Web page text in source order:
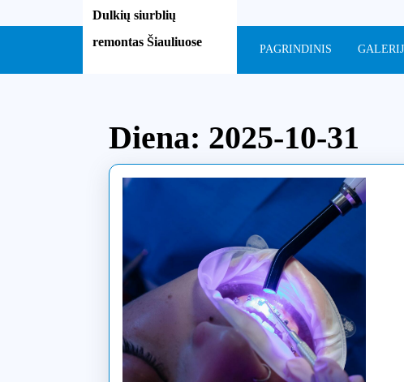
to
Dulkių siurblių
remontas Šiauliuose
PAGRINDINIS
Diena: 2025-10-31